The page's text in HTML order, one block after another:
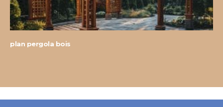
plan pergola bois